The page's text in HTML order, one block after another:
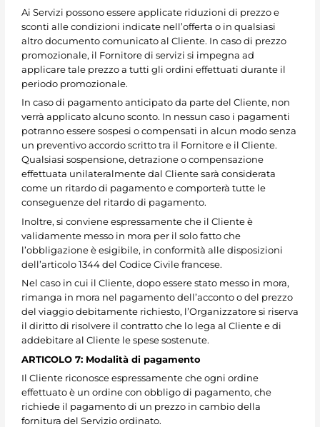
Ai Servizi possono essere applicate riduzioni di prezzo e
sconti alle condizioni indicate nell’offerta o in qualsiasi
altro documento comunicato al Cliente. In caso di prezzo
promozionale, il Fornitore di servizi si impegna ad
applicare tale prezzo a tutti gli ordini effettuati durante il
periodo promozionale.
In caso di pagamento anticipato da parte del Cliente, non
verrà applicato alcuno sconto. In nessun caso i pagamenti
potranno essere sospesi o compensati in alcun modo senza
un preventivo accordo scritto tra il Fornitore e il Cliente.
Qualsiasi sospensione, detrazione o compensazione
effettuata unilateralmente dal Cliente sarà considerata
come un ritardo di pagamento e comporterà tutte le
conseguenze del ritardo di pagamento.
Inoltre, si conviene espressamente che il Cliente è
validamente messo in mora per il solo fatto che
l’obbligazione è esigibile, in conformità alle disposizioni
dell’articolo 1344 del Codice Civile francese.
Nel caso in cui il Cliente, dopo essere stato messo in mora,
rimanga in mora nel pagamento dell’acconto o del prezzo
del viaggio debitamente richiesto, l’Organizzatore si riserva
il diritto di risolvere il contratto che lo lega al Cliente e di
addebitare al Cliente le spese sostenute.
ARTICOLO 7: Modalità di pagamento
Il Cliente riconosce espressamente che ogni ordine
effettuato è un ordine con obbligo di pagamento, che
richiede il pagamento di un prezzo in cambio della
fornitura del Servizio ordinato.